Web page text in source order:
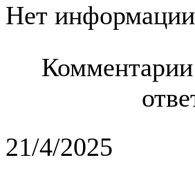
Нет информации
21/4/2025